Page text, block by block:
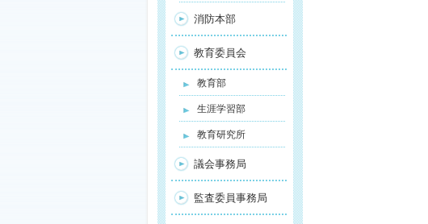
消防本部
教育委員会
教育部
生涯学習部
教育研究所
議会事務局
監査委員事務局